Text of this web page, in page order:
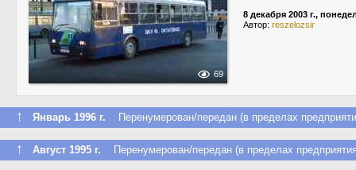
69
8 декабря 2003 г.,
Автор: reszelozsir
↑ Январь 1996 г. Перенумерован/передан (в пределах
↑ Август 1995 г. Перенумерован/передан (в пределах